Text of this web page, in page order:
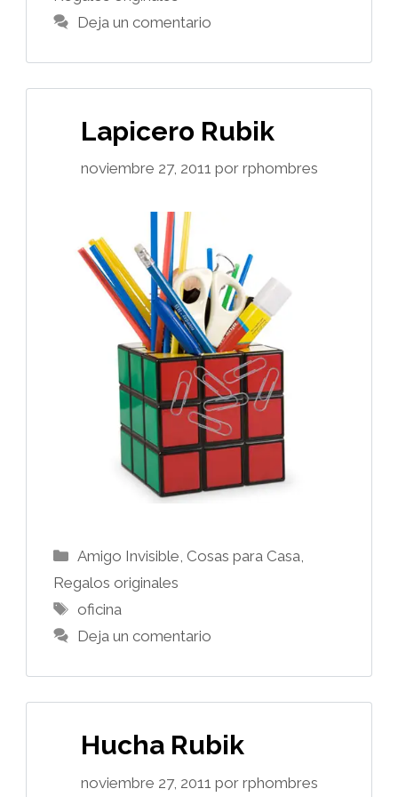
Deja un comentario
Lapicero Rubik
noviembre 27, 2011 por rphombres
Categorías
Amigo Invisible, Cosas para Casa,
Regalos originales
Etiquetas
oficina
Deja un comentario
Hucha Rubik
noviembre 27, 2011 por rphombres